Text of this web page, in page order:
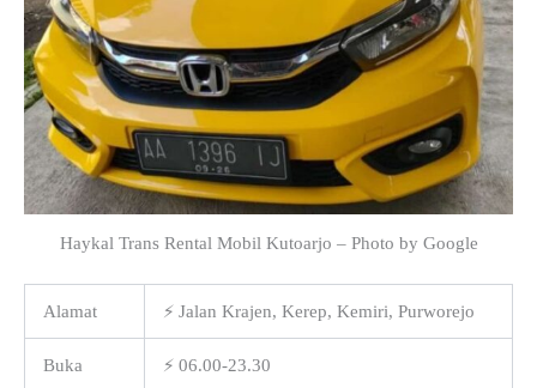
Haykal Trans Rental Mobil Kutoarjo – Photo by Google
Alamat ⚡ Jalan Krajen, Kerep, Kemiri, Purworejo
Buka ⚡ 06.00-23.30